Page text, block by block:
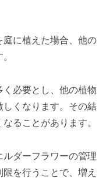
に植えた場合、他の
必要とし、他の植物
くなります。その結
ることがあります。
ダーフラワーの管理
を行うことで、増え